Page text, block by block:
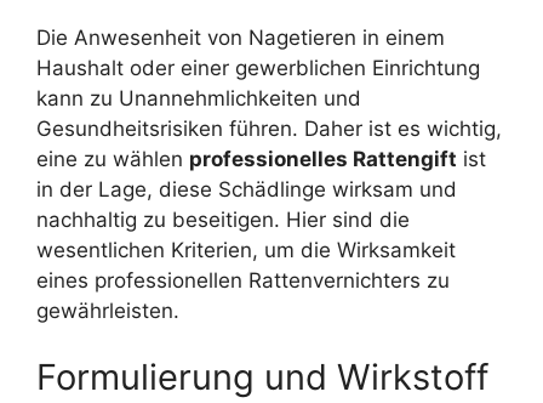
Die Anwesenheit von Nagetieren in einem
Haushalt oder einer gewerblichen Einrichtung
kann zu Unannehmlichkeiten und
Gesundheitsrisiken führen. Daher ist es wichtig,
eine zu wählen professionelles Rattengift ist
in der Lage, diese Schädlinge wirksam und
nachhaltig zu beseitigen. Hier sind die
wesentlichen Kriterien, um die Wirksamkeit
eines professionellen Rattenvernichters zu
gewährleisten.
Formulierung und Wirkstoff